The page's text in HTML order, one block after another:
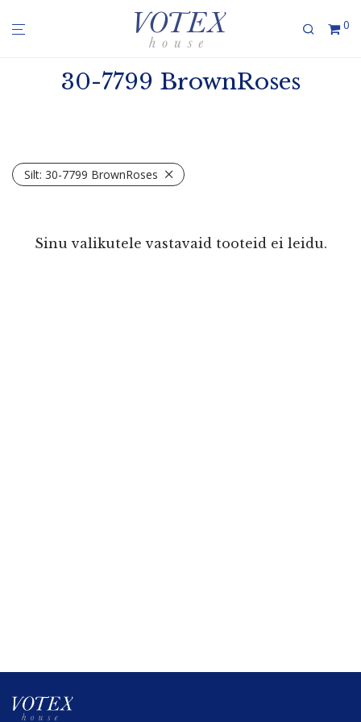
0
30-7799 BrownRoses
Silt: 30-7799 BrownRoses
Sinu valikutele vastavaid tooteid ei leidu.